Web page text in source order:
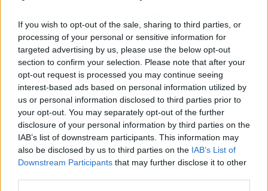
If you wish to opt-out of the sale, sharing to third parties, or
processing of your personal or sensitive information for
targeted advertising by us, please use the below opt-out
section to confirm your selection. Please note that after your
opt-out request is processed you may continue seeing
interest-based ads based on personal information utilized by
us or personal information disclosed to third parties prior to
your opt-out. You may separately opt-out of the further
disclosure of your personal information by third parties on the
IAB’s list of downstream participants. This information may
also be disclosed by us to third parties on the IAB’s List of
Downstream Participants that may further disclose it to other
certificados médicos, en
Madrid capital, en Centro
Psicotécnico Arenal
palets que triunfan en
los chill-out de Ibiza